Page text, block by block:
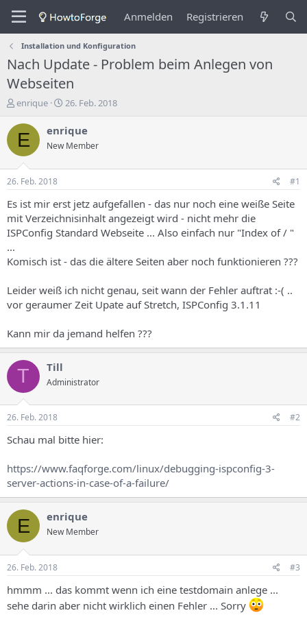
Anmelden Registrieren
Installation und Konfiguration
Nach Update - Problem beim Anlegen von
Webseiten
E
s
e
e
r
d
e
s
h
m
s
enrique
E
s
e
n
s
d
t
m
26. Feb. 2018
E enrique
New Member
26. Feb. 2018 #1
Es ist mir erst jetz aufgefallen - das nur noch eine weiße Seite
mit Verzeichnisinhalt angezeigt wird - nicht mehr die
ISPConfig Standard Webseite ... Also einfach nur "Index of / "
...
Komisch ist - das die ältere Seiten aber noch funktionieren ???
Leider weiß ich nicht genau, seit wann der Fehler auftrat :-( ..
vor geraumer Zeit Upate auf Stretch, ISPConfig 3.1.11
Kann mir da jemand helfen ???
T Till
Administrator
26. Feb. 2018 #2
Schau mal bitte hier:
https://www.faqforge.com/linux/debugging-ispconfig-3-
server-actions-in-case-of-a-failure/
E enrique
New Member
26. Feb. 2018 #3
hmmm ... das kommt wenn ich eine testdomain anlege ...
sehe darin aber nicht wirklich einen Fehler ... Sorry